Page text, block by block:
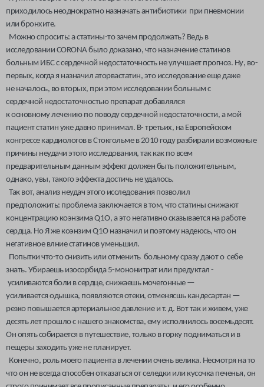
приходилось неоднократно назначать антибиотики при пневмонии
или бронхите.
Можно спросить: а статины-то зачем продолжать? Ведь в
исследовании CORONA было доказано, что назначение статинов
больным ИБС с сердечной недостаточность не улучшает прогноз. Ну, во-
первых, когда я назначил аторвастатин, это исследование еще даже
не началось, во вторых, при этом исследовании больным с
сердечной недостаточностью препарат добавлялся
к основному лечению по поводу сердечной недостаточности, а мой
пациент статин уже давно принимал. В- третьих, на Европейском
конгрессе кардиологов в Стокгольме в 2010 году разбирали возможные
причины неудачи этого исследования, так как по всем
предварительным данным эффект должен быть положительным,
однако, увы, такого эффекта достичь не удалось.
Так вот, анализ неудач этого исследования позволил
предположить: проблема заключается в том, что статины снижают
концентрацию коэнзима Q1O, а это негативно сказывается на работе
сердца. Но Я же коэнзим Q1O назначил и поэтому надеюсь, что он
негативное влние статинов уменьшил.
Попытки что-то снизить или отменить больному сразу дают о себе
знать. Убираешь изосорбида 5-мононитрат или предуктал -
усиливаются боли в сердце, снижаешь мочегонные —
усиливается одышка, появляются отеки, отменясшь кандесартан —
резко повышается артериальное давление и т. д. Вот так и живем, уже
десять лет прошло с нашего знакомства, ему исполнилось восемьдесят.
Он опять собирается в путешествие, только в горку подниматься и в
пещеры заходить уже не планирует.
Конечно, роль моего пациента в лечении очень велика. Несмотря на то
что он не всегда способен отказаться от селедки или кусочка печенья, он